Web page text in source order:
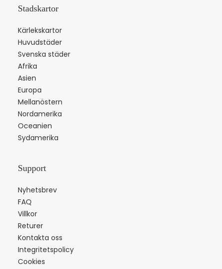
Stadskartor
Kärlekskartor
Huvudstäder
Svenska städer
Afrika
Asien
Europa
Mellanöstern
Nordamerika
Oceanien
Sydamerika
Support
Nyhetsbrev
FAQ
Villkor
Returer
Kontakta oss
Integritetspolicy
Cookies